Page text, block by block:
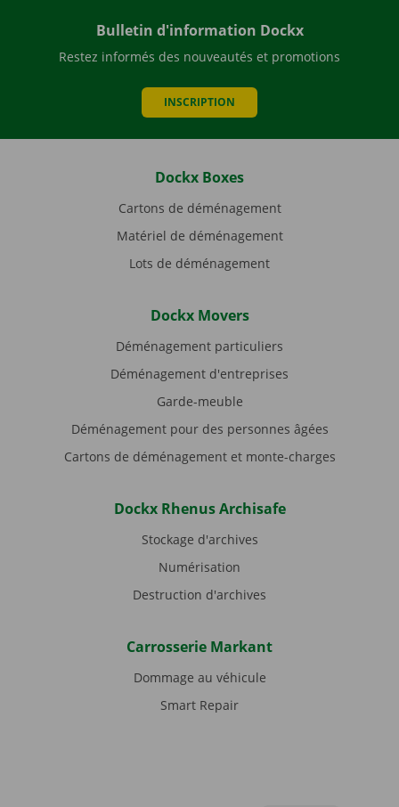
Bulletin d'information Dockx
Restez informés des nouveautés et promotions
INSCRIPTION
Dockx Boxes
Cartons de déménagement
Matériel de déménagement
Lots de déménagement
Dockx Movers
Déménagement particuliers
Déménagement d'entreprises
Garde-meuble
Déménagement pour des personnes âgées
Cartons de déménagement et monte-charges
Dockx Rhenus Archisafe
Stockage d'archives
Numérisation
Destruction d'archives
Carrosserie Markant
Dommage au véhicule
Smart Repair